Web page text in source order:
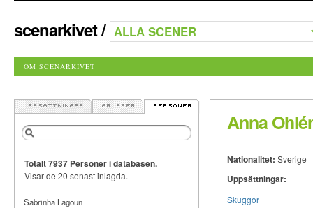
scenarkivet/
OM SCENARKIVET
Anna
Nationalitet: Sverige
Uppsättningar:
Skuggor
Totalt 7937 Personer i databasen.
Visar de 20 senast inlagda.
Sabrinha Lagoun